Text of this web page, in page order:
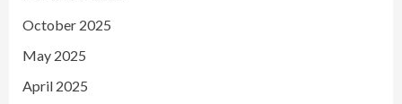
October 2025
May 2025
April 2025